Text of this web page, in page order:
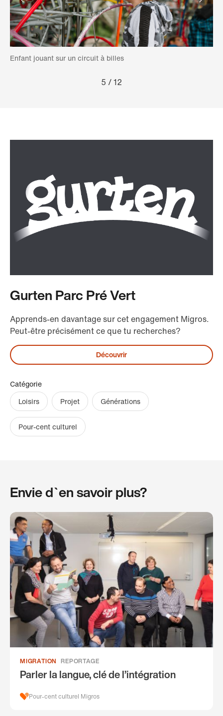
Enfant jouant sur un circuit à billes
5 /12
Gurten Parc Pré Vert
Apprends-en davantage sur cet engagement Migros.
Peut-être précisément ce que tu recherches?
Découvrir
Catégorie
Loisirs
Projet Générations
Pour-cent culturel
Envie d`en savoir plus?
MIGRATION REPORTAGE
Parler la langue, clé de l’intégration
Pour-cent culturel Migros